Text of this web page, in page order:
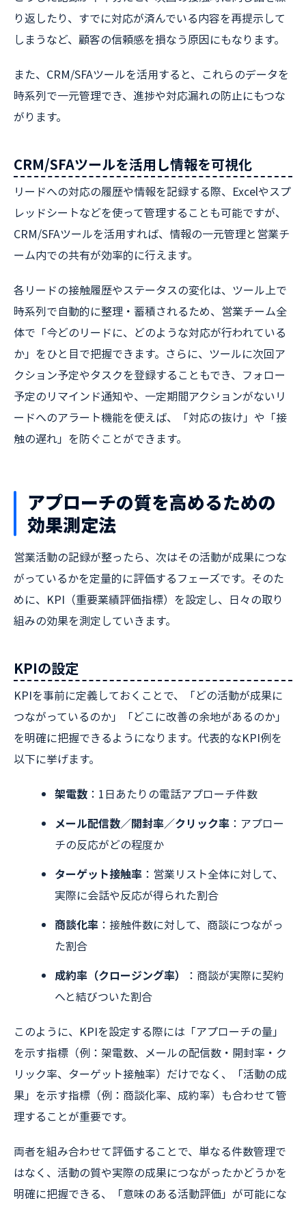
り返したり、すでに対応が済んでいる内容を再提示して
しまうなど、顧客の信頼感を損なう原因にもなります。
また、CRM/SFAツールを活用すると、これらのデータを
時系列で一元管理でき、進捗や対応漏れの防止にもつな
がります。
CRM/SFAツールを活用し情報を可視化
リードへの対応の履歴や情報を記録する際、Excelやスプ
レッドシートなどを使って管理することも可能ですが、
CRM/SFAツールを活用すれば、情報の一元管理と営業チ
ーム内での共有が効率的に行えます。
各リードの接触履歴やステータスの変化は、ツール上で
時系列で自動的に整理・蓄積されるため、営業チーム全
体で「今どのリードに、どのような対応が行われている
か」をひと目で把握できます。さらに、ツールに次回ア
クション予定やタスクを登録することもでき、フォロー
予定のリマインド通知や、一定期間アクションがないリ
ードへのアラート機能を使えば、「対応の抜け」や「接
触の遅れ」を防ぐことができます。
アプローチの質を高めるための
効果測定法
営業活動の記録が整ったら、次はその活動が成果につな
がっているかを定量的に評価するフェーズです。そのた
めに、KPI（重要業績評価指標）を設定し、日々の取り
組みの効果を測定していきます。
KPIの設定
KPIを事前に定義しておくことで、「どの活動が成果に
つながっているのか」「どこに改善の余地があるのか」
を明確に把握できるようになります。代表的なKPI例を
以下に挙げます。
架電数 ：1日あたりの電話アプローチ件数
メール配信数／開封率／クリック率 ：アプロー
チの反応がどの程度か
ターゲット接触率 ：営業リスト全体に対して、
実際に会話や反応が得られた割合
商談化率 ：接触件数に対して、商談につながっ
た割合
成約率（クロージング率）
：商談が実際に契約
へと結びついた割合
このように、KPIを設定する際には「アプローチの量」
を示す指標（例：架電数、メールの配信数・開封率・ク
リック率、ターゲット接触率）だけでなく、「活動の成
果」を示す指標（例：商談化率、成約率）も合わせて管
理することが重要です。
両者を組み合わせて評価することで、単なる件数管理で
はなく、活動の質や実際の成果につながったかどうかを
明確に把握できる、「意味のある活動評価」が可能にな